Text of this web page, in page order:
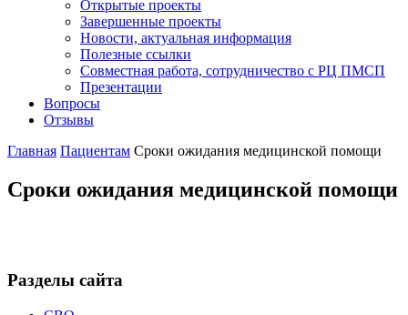
Открытые проекты
Завершенные проекты
Новости, актуальная информация
Полезные ссылки
Совместная работа, сотрудничество с РЦ ПМСП
Презентации
Вопросы
Отзывы
Главная Пациентам Сроки ожидания медицинской помощи
Сроки ожидания медицинской помощи
Разделы сайта